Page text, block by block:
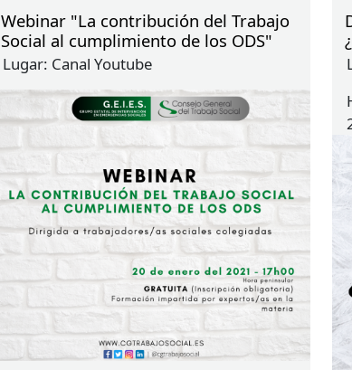
Webinar "La contribución del Trabajo
Social al cumplimiento de los ODS"
Lugar: Canal Youtube